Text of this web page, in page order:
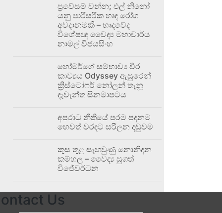
ප්‍රවේසම් වන්න; එල් නිනෝ
යනු පාරිසරික හෘද රෝග
අවදානමකි – හෘදවේද
විශේෂඥ වෛද්‍ය මහාචාර්ය
නාමල් විජයසිංහ
හෝමර්ගේ සම්භාව්‍ය වීර
කාව්‍යය Odyssey ඇසුරෙන්
ක්‍රිස්ටෝෆර් නෝලන් තැනූ
දැවැන්ත සිනමාපටය
අපරාධ නීතියේ පරම පදනම
හෙවත් වරදට සරිලන දඬුවම
කුස තුළ සැඟවුණු නොනිදන
කම්හල – වෛද්‍ය සුගත්
විජේවර්ධන
Us